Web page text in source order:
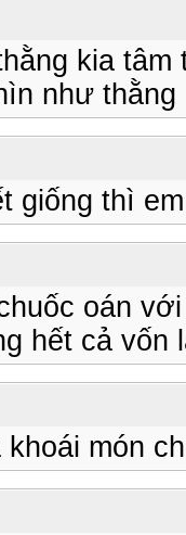
kia
như thằng
giống thì
oán
hết cả vốn
khoái món